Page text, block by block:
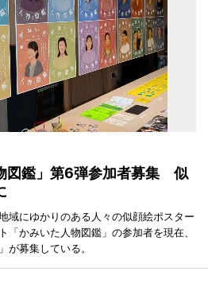
図鑑」第6弾参加者募集 似
域にゆかりのある人々の似顔絵ポスター
「かみいた人物図鑑」の参加者を現在、
が募集している。